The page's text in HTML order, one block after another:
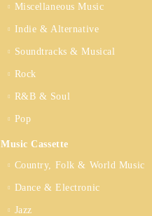
Miscellaneous Music
Indie & Alternative
Soundtracks & Musical
Rock
R&B & Soul
Pop
Music Cassette
Country, Folk & World Music
Dance & Electronic
Jazz